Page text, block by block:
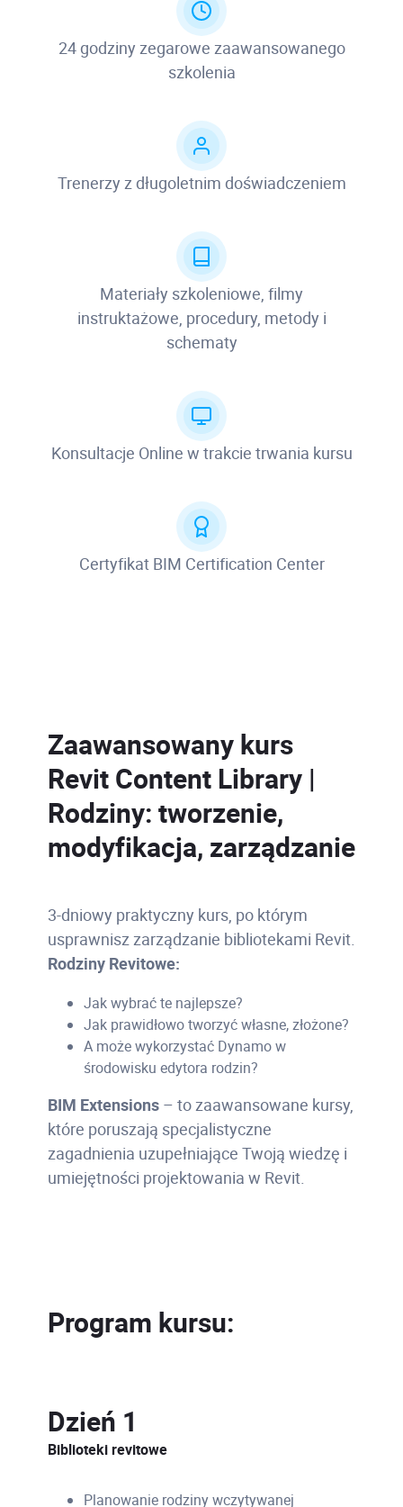
24 godziny zegarowe zaawansowanego
szkolenia
Trenerzy z długoletnim doświadczeniem
Materiały szkoleniowe, filmy
instruktażowe, procedury, metody i
schematy
Konsultacje Online w trakcie trwania kursu
Certyfikat BIM Certification Center
Zaawansowany kurs
Revit Content Library |
Rodziny: tworzenie,
modyfikacja, zarządzanie
3-dniowy praktyczny kurs, po którym
usprawnisz zarządzanie bibliotekami Revit.
Rodziny Revitowe:
Jak wybrać te najlepsze?
Jak prawidłowo tworzyć własne, złożone?
A może wykorzystać Dynamo w
środowisku edytora rodzin?
BIM Extensions– to zaawansowane kursy,
które poruszają specjalistyczne
zagadnienia uzupełniające Twoją wiedzę i
umiejętności projektowania w Revit.
Program kursu:
Dzień 1
Biblioteki revitowe
Planowanie rodziny wczytywanej